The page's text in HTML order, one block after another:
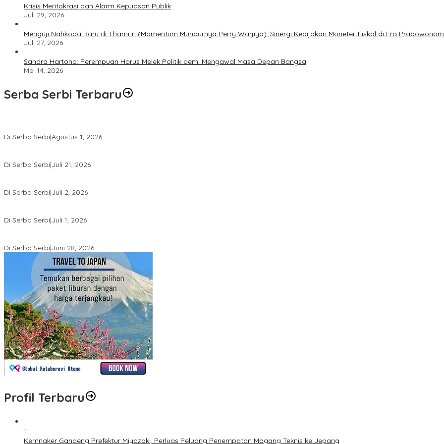
​Krisis Meritokrasi dan Alarm Kepuasan Publik
Juli 29, 2026
​Menguji Nahkoda Baru di Thamrin (Momentum Mundurnya Perry Warjiyo): Sinergi Kebijakan Moneter-Fiskal di Era
Juli 27, 2026
Sandra Hartono: Perempuan Harus Melek Politik demi Mengawal Masa Depan Bangsa
Mei 14, 2026
Serba Serbi Terbaru
Di Serba Serbi|Agustus 1, 2026
Di Serba Serbi|Juli 21, 2026
Di Serba Serbi|Juli 2, 2026
Di Serba Serbi|Juli 1, 2026
Di Serba Serbi|Juni 28, 2026
Profil Terbaru
1
Kemnaker Gandeng Prefektur Miyazaki, Perluas Peluang Penempatan Magang Teknis ke Jepang